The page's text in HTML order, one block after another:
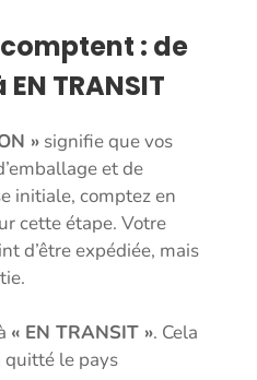
: de
EN TRANSIT
» signifie que vos
et de
initiale, comptez en
cette étape. Votre
d’être expédiée, mais
« EN TRANSIT ». Cela
quitté le pays